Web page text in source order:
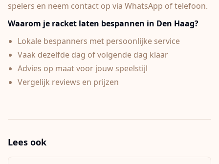
spelers en neem contact op via WhatsApp of telefoon.
Waarom je racket laten bespannen in Den Haag?
Lokale bespanners met persoonlijke service
Vaak dezelfde dag of volgende dag klaar
Advies op maat voor jouw speelstijl
Vergelijk reviews en prijzen
Lees ook